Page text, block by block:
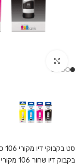
סט בקבוקי דיו מקורי 106 כולל:
בקבוק דיו שחור 106 מקורי 70 מ"ל Epson